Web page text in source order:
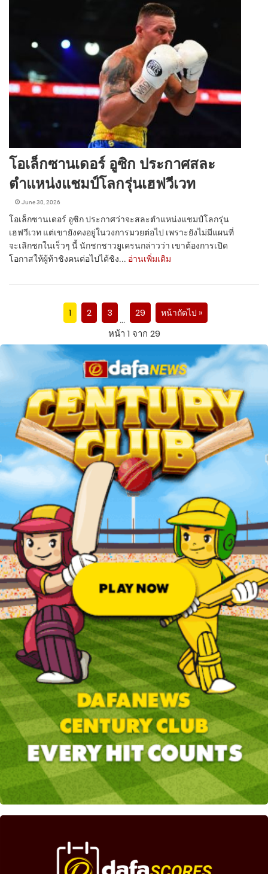
โอเล็กซานเดอร์ อูซิก ประกาศสละ
ตำแหน่งแชมป์โลกรุ่นเฮฟวีเวท
June 30, 2026
โอเล็กซานเดอร์ อูซิก ประกาศว่าจะสละตำแหน่งแชมป์โลกรุ่น
เฮฟวีเวท แต่เขายังคงอยู่ในวงการมวยต่อไป เพราะยังไม่มีแผนที่
จะเลิกชกในเร็วๆ นี้ นักชกชาวยูเครนกล่าวว่า เขาต้องการเปิด
โอกาสให้ผู้ท้าชิงคนต่อไปได้ชิง... อ่านเพิ่มเติม
1 2 3
…
29 หน้าถัดไป »
หน้า 1 จาก 29